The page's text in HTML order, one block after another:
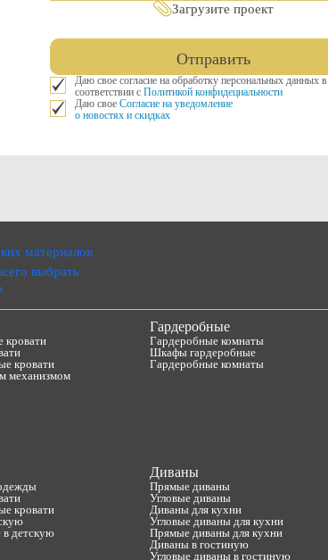
Загрузите проект
Отправить
Даю свое согласие на обработку персональных данных в
соответствии с Политикой конфидециальности
Даю свое Согласие на уведомление
о новостях и скидках
кровати
кровати
механизмом
Гардеробные
Гардеробные комнаты
Шкафы гардеробные
Гардеробные комнаты
кровати
детскую
Диваны
Прямые диваны
Угловые диваны
Диваны для кухни
Угловые диваны для кухни
Прямые диваны для кухни
Диваны в гостиную
Угловые диваны в гостиную